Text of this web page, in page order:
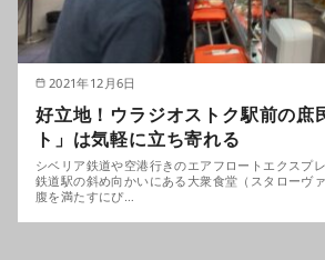
2021年12月6日
好立地！ウラジオストク駅前の庶
ト」は気軽に立ち寄れる
シベリア鉄道や空港行きのエアフロートエクスプ
鉄道駅の斜め向かいにある大衆食堂（スタローヴ
腹を満たすにぴ…